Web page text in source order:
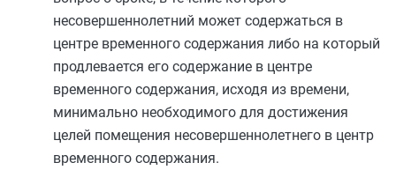
несовершеннолетний может содержаться в
центре временного содержания либо на который
продлевается его содержание в центре
временного содержания, исходя из времени,
минимально необходимого для достижения
целей помещения несовершеннолетнего в центр
временного содержания.